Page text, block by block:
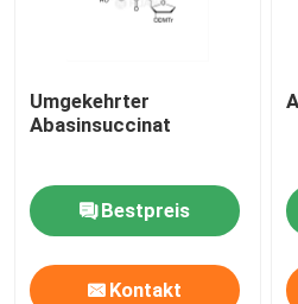
Molekulare Diagnostik
Fluoreszierende Farbstoffe
Liefersystem
Umgekehrter
Abasinsuccinat
Bestpreis
Kontakt